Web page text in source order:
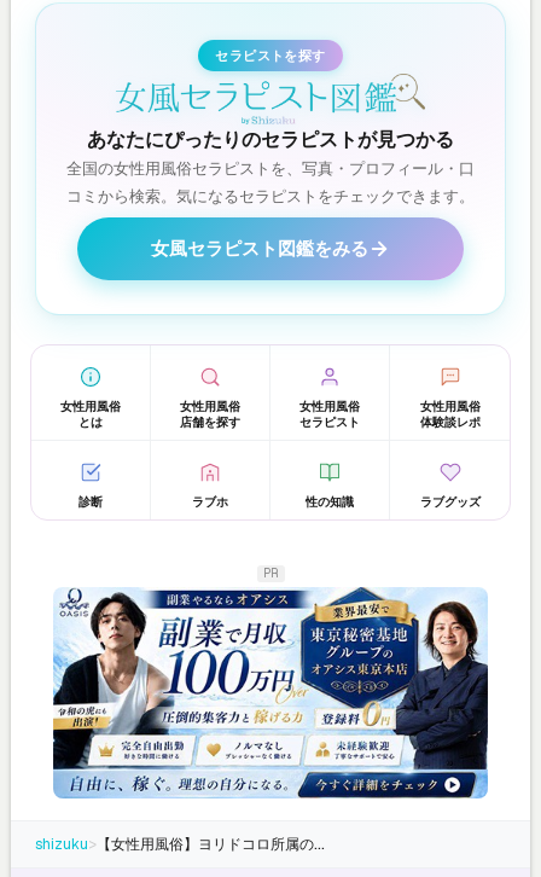
セラピストを探す
あなたにぴったりのセラピストが見つかる
全国の女性用風俗セラピストを、写真・プロフィール・口
コミから検索。気になるセラピストをチェックできます。
女風セラピスト図鑑をみる
女性用風俗
とは
女性用風俗
店舗を探す
女性用風俗
セラピスト
女性用風俗
体験談レポ
診断 ラブホ 性の知識 ラブグッズ
PR
shizuku> 【女性用風俗】ヨリドコロ所属のタンガ シンに迫る！推しセラピスト一問一答インタビュー